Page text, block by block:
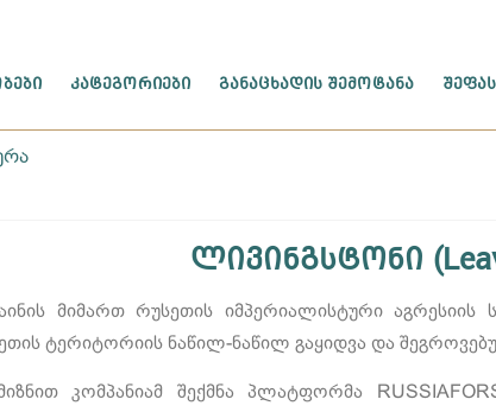
ᲙᲐᲢᲔᲒᲝᲠᲘᲔᲑᲘ ᲒᲐᲜᲐᲪᲮᲐᲓᲘᲡ ᲨᲔᲛᲝᲢᲐᲜᲐ
ლივინგსტონი
მიმართ რუსეთის იმპერიალისტური აგრესიის
ტერიტორიის ნაწილ-ნაწილ გაყიდვა და
კომპანიამ შექმნა პლატფორმა